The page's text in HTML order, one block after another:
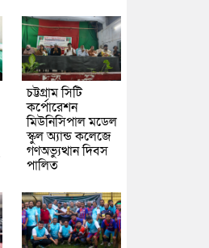
চট্টগ্রাম সিটি
কর্পোরেশন
মিউনিসিপাল মডেল
স্কুল অ্যান্ড কলেজে
গণঅভ্যুত্থান দিবস
পালিত